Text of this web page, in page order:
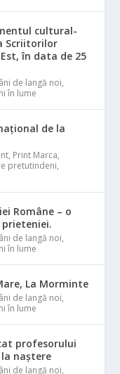
cultural-
Scriitorilor
în data de 25
de langă noi,
în lume
de la
, Print Marca,
pretutindeni,
Române – o
de langă noi,
în lume
La Morminte
de langă noi,
în lume
profesorului
la naștere
de langă noi,